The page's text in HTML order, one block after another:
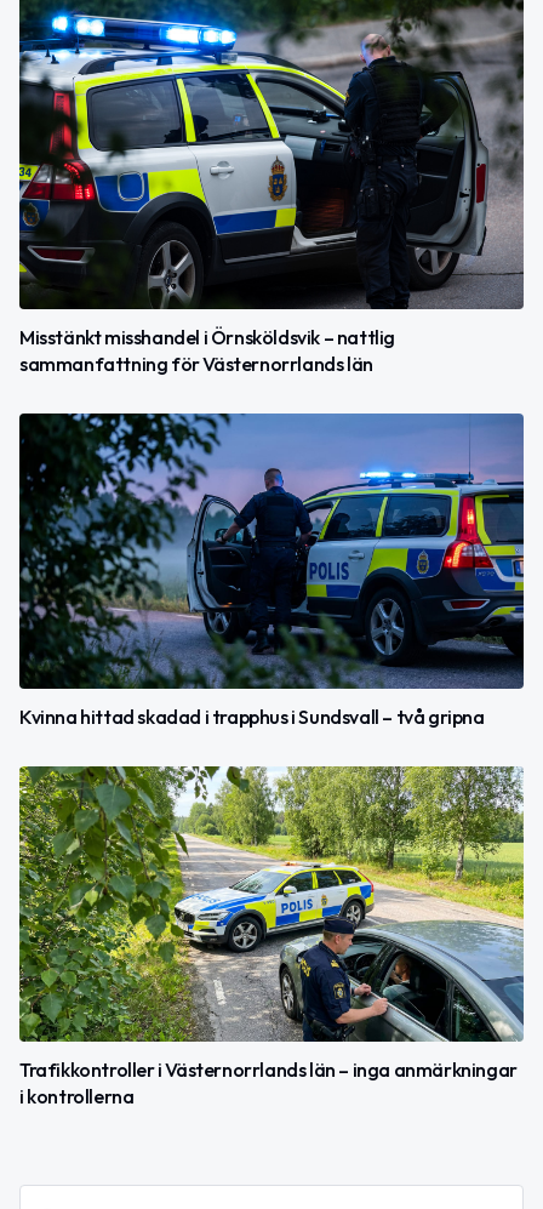
Misstänkt misshandel i Örnsköldsvik – nattlig
sammanfattning för Västernorrlands län
Kvinna hittad skadad i trapphus i Sundsvall – två gripna
Trafikkontroller i Västernorrlands län – inga anmärkningar
i kontrollerna